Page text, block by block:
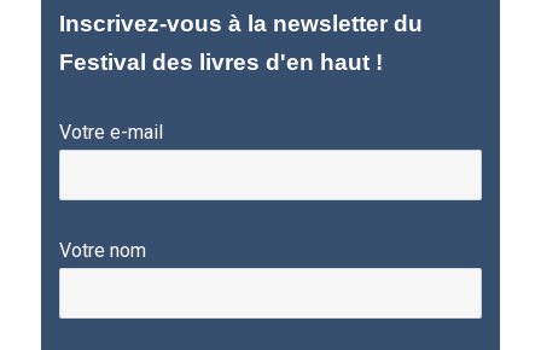
Inscrivez-vous à la newsletter du
Festival des livres d'en haut !
Votre e-mail
Votre nom